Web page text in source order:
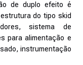
de duplo efeito é
do tipo skid
sistema de
para alimentação e
instrumentação